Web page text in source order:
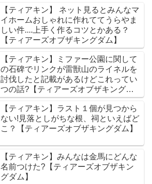
【ティアキン】 ネット見るとみんなマ
イホームおしゃれに作れててうらやま
しい件....上手く作るコツとかある？
【ティアーズオブザキングダム】
【ティアキン】ミファー公園に関して
の石碑でリンクが雷獣山のライネルを
討伐したと記載があるけどこれってい
つの話?【ティアーズオブザキングダ
ム】
【ティアキン】ラスト１個が見つから
ない!見落としがちな根、祠といえばど
こ？【ティアーズオブザキングダム】
【ティアキン】みんなは金馬にどんな
名前つけた?【ティアーズオブザキン
グダム】